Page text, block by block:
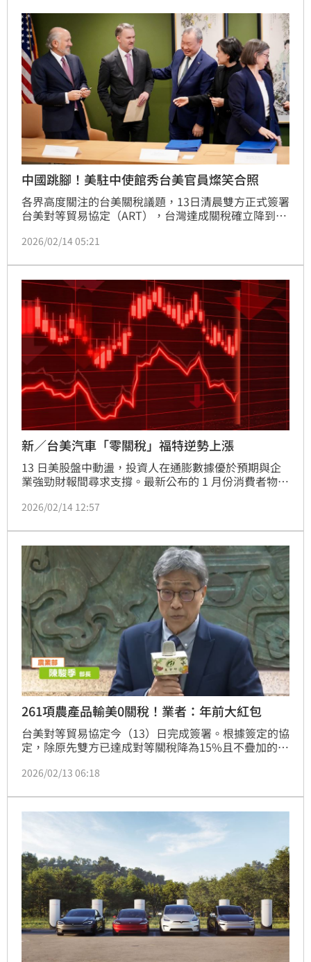
招是「直接出一張鬼牌給藍白」真的很狠。
中國跳腳！美駐中使館秀台美官員燦笑合照
各界高度關注的台美關稅議題，13日清晨雙方正式簽署
台美對等貿易協定（ART），台灣達成關稅確立降到
同時爭取我國輸美2072項產品豁免對等關稅。美國駐
2026/02/14 05:21
新／台美汽車「零關稅」福特逆勢上漲
13 日美股盤中動盪，投資人在通膨數據優於預期與企
業強勁財報間尋求支撐。最新公布的 1 月份消費者物價
2.5%，更較前值的 2.7% 顯著回落。這份數據對市場而
價波動已逐漸平息，並強化了聯準會（Fed）在年中啟
動降息的市場預期。
2026/02/14 12:57
261項農產品輸美0關稅！業者：年前大紅包
台美對等貿易協定今（13）日完成簽署。根據簽定的協
定，除原先雙方已達成對等關稅降為15%且不疊加的協
括蝴蝶蘭、茶葉、咖啡、火鶴、番石榴、樹薯粉等重要
額的42.1%，業者將可節省2.19億美元的關稅成本。
2026/02/13 06:18